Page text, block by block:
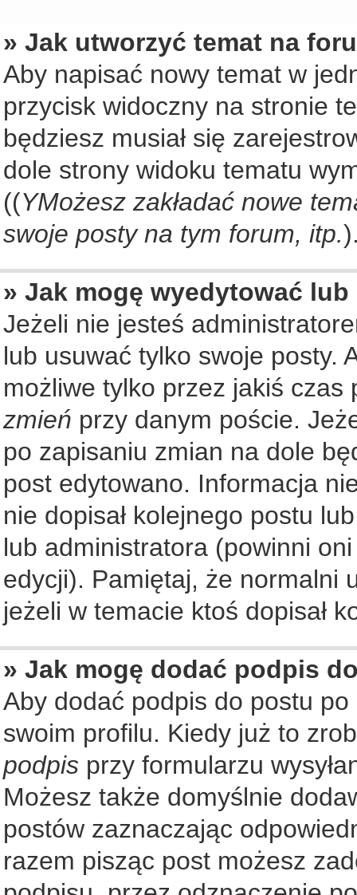
» Jak utworzyć temat na
Aby napisać nowy temat w
przycisk widoczny na stronie
będziesz musiał się
dole strony widoku tematu
((YMożesz zakładać nowe
swoje posty na tym forum, itp.
» Jak mogę wyedytować
Jeżeli nie jesteś
lub usuwać tylko swoje posty.
możliwe tylko przez jakiś
zmień przy danym poście.
po zapisaniu zmian na dole
post edytowano. Informacja
nie dopisał kolejnego postu
lub administratora (powinni
edycji). Pamiętaj, że normalni
jeżeli w temacie ktoś dopisał
» Jak mogę dodać podpis
Aby dodać podpis do postu
swoim profilu. Kiedy już to
podpis przy formularzu
Możesz także domyślnie
postów zaznaczając
razem pisząc post możesz